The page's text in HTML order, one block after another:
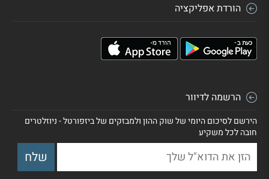
הורדת אפליקציה
הרשמה לדיוור
הירשם לסיכום היומי של שוק ההון ולמבזקים של ביזפורטל - ניוזלטרים
חובה לכל משקיע